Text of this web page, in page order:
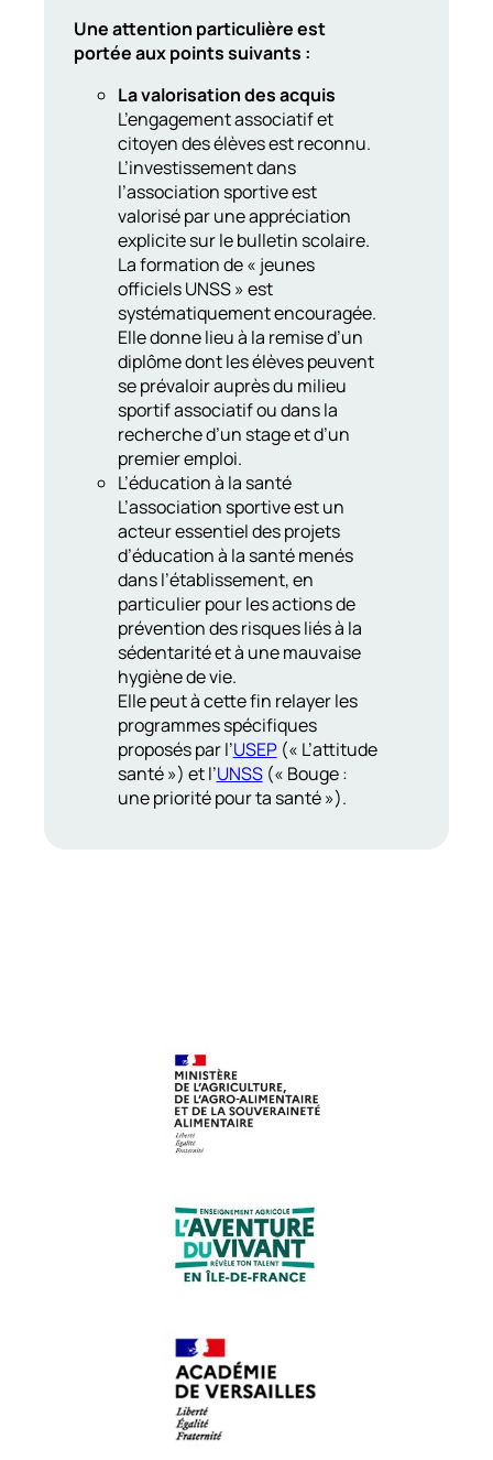
Une attention particulière est
portée aux points suivants :
La valorisation des acquis
L’engagement associatif et
citoyen des élèves est reconnu.
L’investissement dans
l’association sportive est
valorisé par une appréciation
explicite sur le bulletin scolaire.
La formation de « jeunes
officiels UNSS » est
systématiquement encouragée.
Elle donne lieu à la remise d’un
diplôme dont les élèves peuvent
se prévaloir auprès du milieu
sportif associatif ou dans la
recherche d’un stage et d’un
premier emploi.
L’éducation à la santé
L’association sportive est un
acteur essentiel des projets
d’éducation à la santé menés
dans l’établissement, en
particulier pour les actions de
prévention des risques liés à la
sédentarité et à une mauvaise
hygiène de vie.
Elle peut à cette fin relayer les
programmes spécifiques
proposés par l’USEP(« L’attitude
santé ») et l’UNSS(« Bouge :
une priorité pour ta santé »).